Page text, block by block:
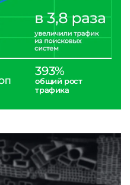
393%
общий рост
трафика